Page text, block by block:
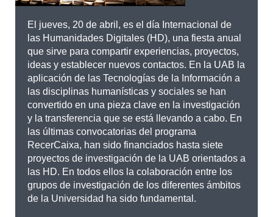
El jueves, 20 de abril, es el día Internacional de
las Humanidades Digitales (HD), una fiesta anual
que sirve para compartir experiencias, proyectos,
ideas y establecer nuevos contactos. En la UAB la
aplicación de las Tecnologías de la Información a
las disciplinas humanísticas y sociales se han
convertido en una pieza clave en la investigación
y la transferencia que se está llevando a cabo. En
las últimas convocatorias del programa
RecerCaixa, han sido financiados hasta siete
proyectos de investigación de la UAB orientados a
las HD. En todos ellos la colaboración entre los
grupos de investigación de los diferentes ámbitos
de la Universidad ha sido fundamental.